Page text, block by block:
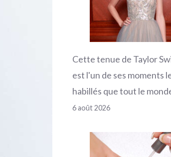
Cette tenue de Taylor
est l'un de ses moments
habillés que tout le
6 août 2026